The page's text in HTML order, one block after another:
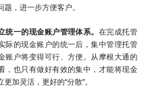
题，进一步方便客户。
统一的现金账户管理体系。 在完成托管
际的现金账户的统一后，集中管理托管
账户将变得可行、方便。从摩根大通的
，也只有做好有效的集中，才能将现金
更加灵活，更好的“分散”。